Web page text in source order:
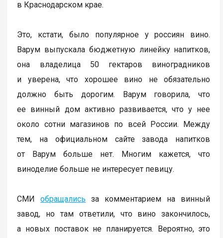
в Краснодарском крае.
Это, кстати, было популярное у россиян вино.
Варум выпускала бюджетную линейку напитков,
она владелица 50 гектаров виноградников
и уверена, что хорошее вино не обязательно
должно быть дорогим. Варум говорила, что
ее винный дом активно развивается, что у нее
около сотни магазинов по всей России. Между
тем, на официальном сайте завода напитков
от Варум больше нет. Многим кажется, что
виноделие больше не интересует певицу.
СМИобращались за комментарием на винный
завод, но там ответили, что вино закончилось,
а новых поставок не планируется. Вероятно, это